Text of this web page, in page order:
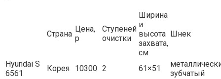
Страна
Цена,
р
Ступеней
очистки
Ширина
и
высота
захвата,
см
Шнек
Hyundai S
6561
Корея 10300 2 61×51
зубчатый